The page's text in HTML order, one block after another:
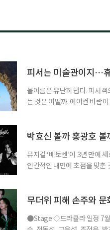
피서는 미술관이지…
올여름은 유난히 덥다. 피서
는 것은 어떨까. 에어컨 바람
드 강릉 여행을 계획하고 있다
박효신 볼까 홍광호 볼
뮤지컬 ‘베토벤’이 3년 만에
인간적인 내면에 초점을 맞춘
현, •프란츠 브렌타노 : 박시원
무더위 피해 손주와
●Stage ◇드라큘라 일정 7월